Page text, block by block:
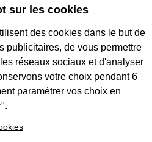
MÉTIER
Nos formations
compétences métier
Renforcez vos compétences,
L’Afpa vous propose d’acquérir
sur les cookies
des cookies dans le but de
publicitaires, de vous permettre
réseaux sociaux et d'analyser
votre choix pendant 6
paramétrer vos choix en